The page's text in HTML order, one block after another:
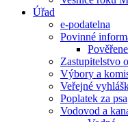
Úřad
e-podatelna
Povinné
Zastupitelstvo
Výbory a
Veřejné
Poplatek za psa
Vodovod a